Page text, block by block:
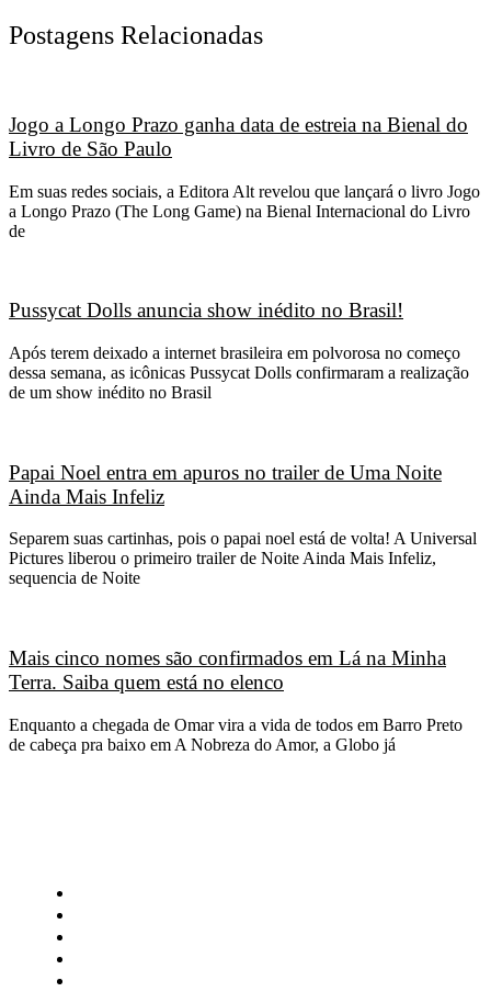
Postagens Relacionadas
Jogo a Longo Prazo ganha data de estreia na Bienal do
Livro de São Paulo
Em suas redes sociais, a Editora Alt revelou que lançará o livro Jogo
a Longo Prazo (The Long Game) na Bienal Internacional do Livro
de
Pussycat Dolls anuncia show inédito no Brasil!
Após terem deixado a internet brasileira em polvorosa no começo
dessa semana, as icônicas Pussycat Dolls confirmaram a realização
de um show inédito no Brasil
Papai Noel entra em apuros no trailer de Uma Noite
Ainda Mais Infeliz
Separem suas cartinhas, pois o papai noel está de volta! A Universal
Pictures liberou o primeiro trailer de Noite Ainda Mais Infeliz,
sequencia de Noite
Mais cinco nomes são confirmados em Lá na Minha
Terra. Saiba quem está no elenco
Enquanto a chegada de Omar vira a vida de todos em Barro Preto
de cabeça pra baixo em A Nobreza do Amor, a Globo já